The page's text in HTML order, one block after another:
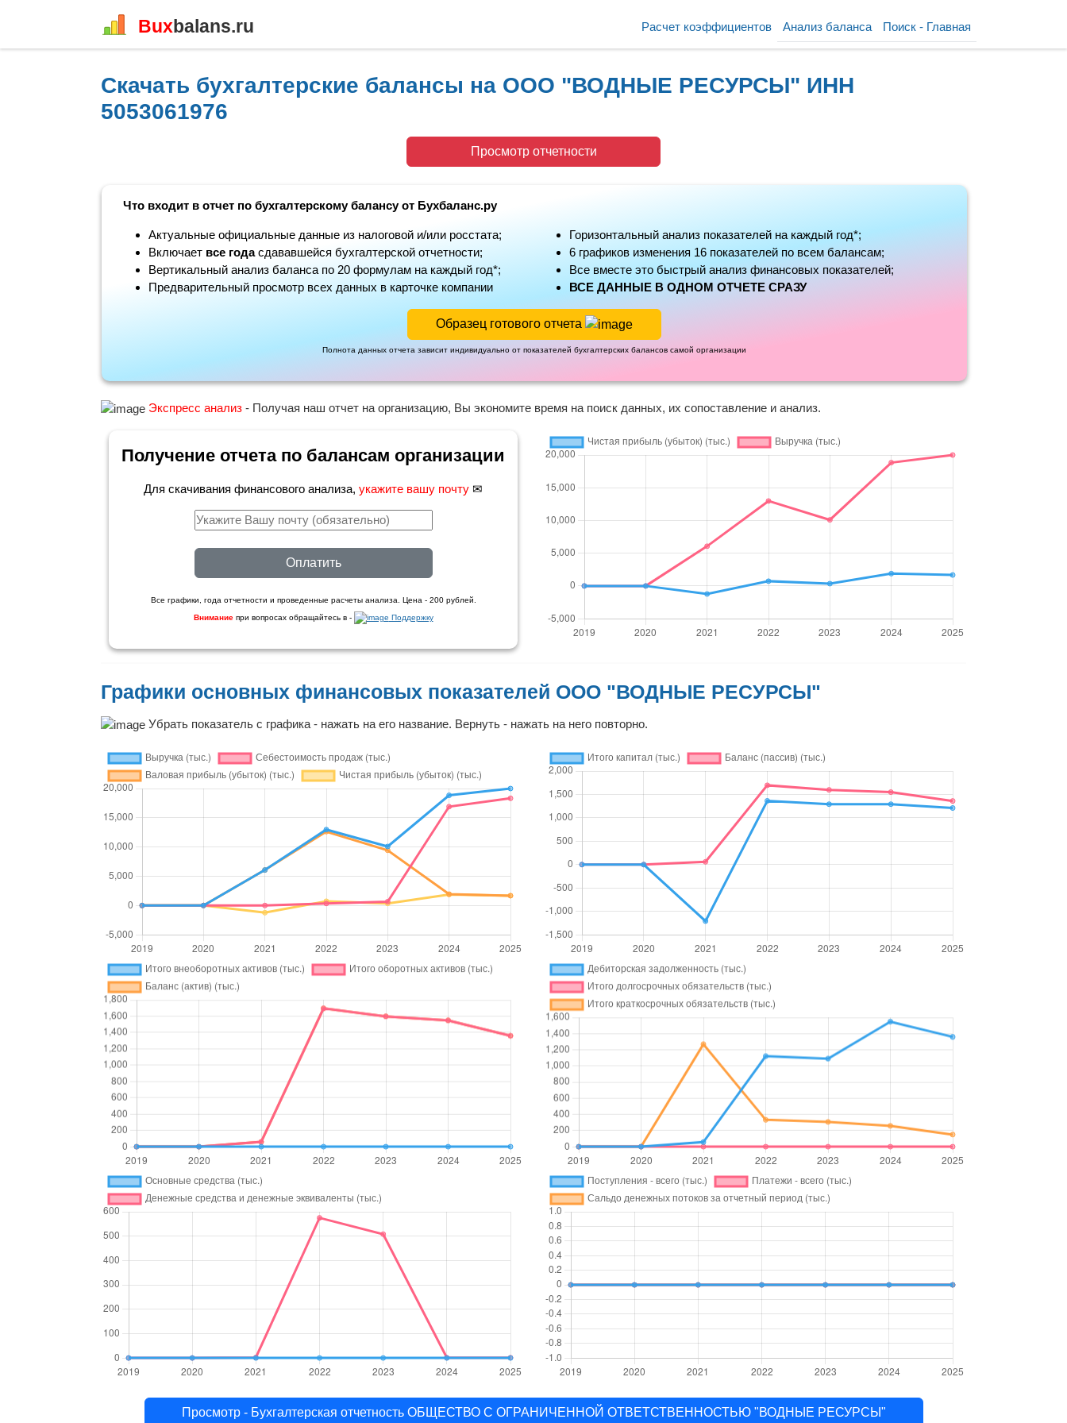
Buxbalans.ru Поиск - Главная
Анализ баланса
Расчет коэффициентов
Скачать бухгалтерские балансы на ООО "ВОДНЫЕ РЕСУРСЫ" ИНН
5053061976
Просмотр отчетности
Что входит в отчет по бухгалтерскому балансу от Бухбаланс.ру
Актуальные официальные данные из налоговой и/или росстата;
Включает все годасдававшейся бухгалтерской отчетности;
Вертикальный анализ баланса по 20 формулам на каждый год*;
Предварительный просмотр всех данных в карточке компании
Горизонтальный анализ показателей на каждый год*;
6 графиков изменения 16 показателей по всем балансам;
Все вместе это быстрый анализ финансовых показателей;
ВСЕ ДАННЫЕ В ОДНОМ ОТЧЕТЕ СРАЗУ
Образец готового отчета
Полнота данных отчета зависит индивидуально от показателей бухгалтерских балансов самой организации
Экспресс анализ - Получая наш отчет на организацию, Вы экономите время на поиск данных, их сопоставление и анализ.
Получение отчета по балансам организации
Для скачивания финансового анализа, укажите вашу почту ✉
Оплатить
Все графики, года отчетности и проведенные расчеты анализа. Цена - 200 рублей.
Внимание при вопросах обращайтесь в - Поддержку
Графики основных финансовых показателей ООО "ВОДНЫЕ РЕСУРСЫ"
Убрать показатель с графика - нажать на его название. Вернуть - нажать на него повторно.
Просмотр - Бухгалтерская отчетность ОБЩЕСТВО С ОГРАНИЧЕННОЙ ОТВЕТСТВЕННОСТЬЮ "ВОДНЫЕ РЕСУРСЫ"